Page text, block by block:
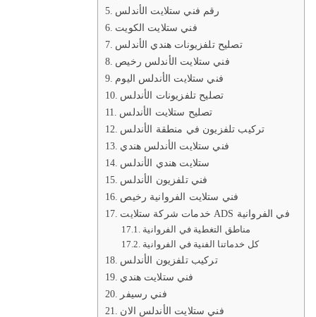
رقم فني ستلايت الأندلس
فني ستلايت الكويت
تصليح تلفزيونات هندي الأندلس
فني ستلايت الأندلس رخيص
فني ستلايت الأندلس اليوم
تصليح تلفزيونات الأندلس
تصليح ستلايت الأندلس
تركيب تلفزيون في منطقة الأندلس
فني ستلايت الأندلس هندي
ستلايت هندي الأندلس
فني تلفزيون الأندلس
فني ستلايت الفروانية رخيص
خدمات شركة ستلايت ADS في الفروانية
مناطق التغطية في الفروانية
كل خدماتنا الفنية في الفروانية
تركيب تلفزيون الأندلس
فني ستلايت هندي
فني رسيفر
فني ستلايت الأندلس الان